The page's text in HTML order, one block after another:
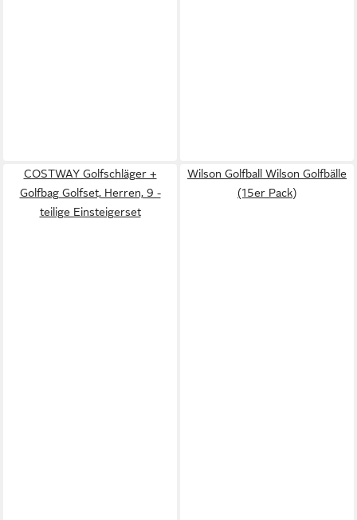
COSTWAY Golfschläger +
Golfbag Golfset, Herren, 9 -
teilige Einsteigerset
Wilson Golfball Wilson Golfbälle
(15er Pack)